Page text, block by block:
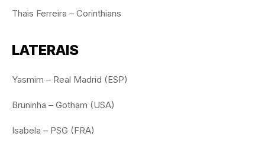
Thais Ferreira – Corinthians
LATERAIS
Yasmim – Real Madrid (ESP)
Bruninha – Gotham (USA)
Isabela – PSG (FRA)